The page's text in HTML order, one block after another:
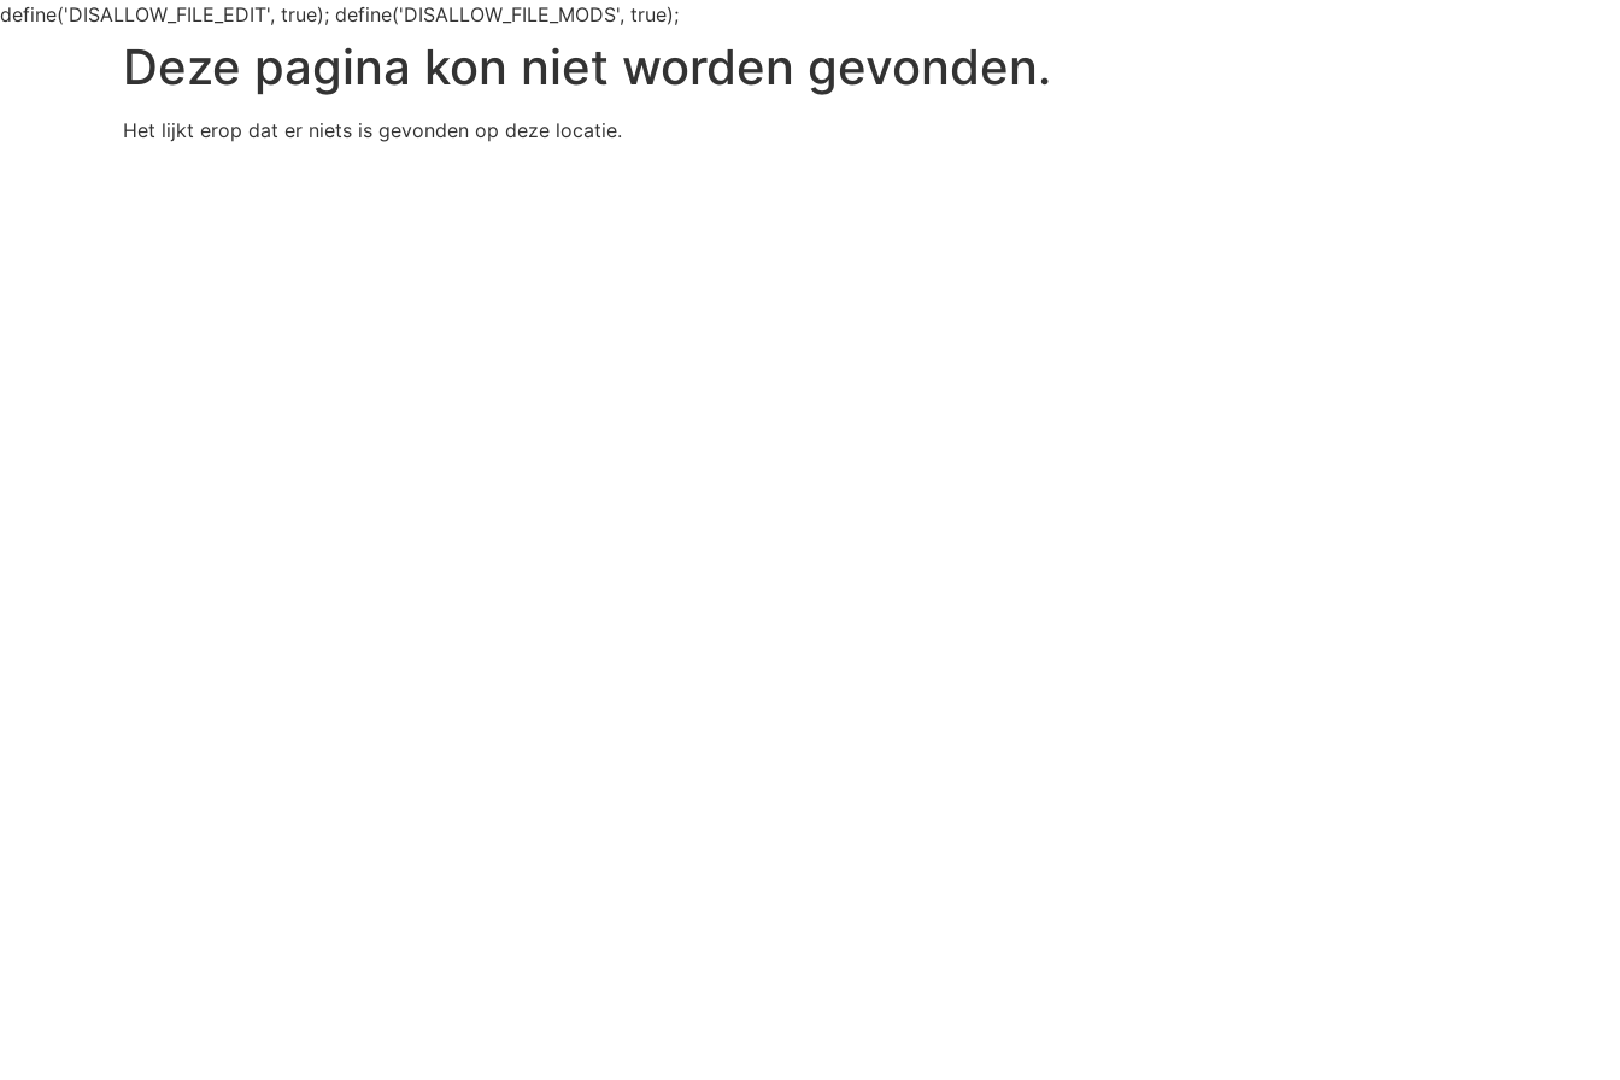
define('DISALLOW_FILE_EDIT', true); define('DISALLOW_FILE_MODS', true);
Deze pagina kon niet worden gevonden.
Het lijkt erop dat er niets is gevonden op deze locatie.